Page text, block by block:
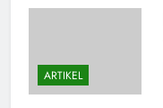
ARTIKEL